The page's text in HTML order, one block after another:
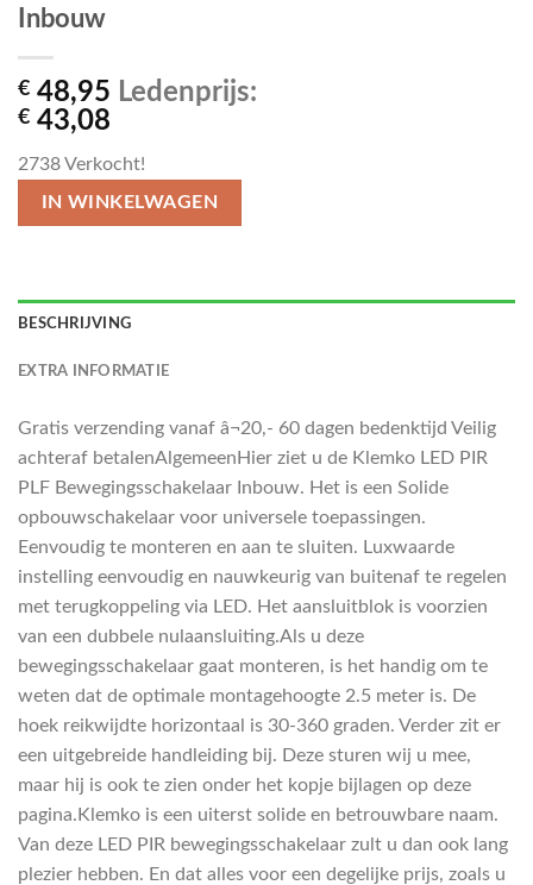
Inbouw
€ 48,95 Ledenprijs:
€ 43,08
2738Verkocht!
IN WINKELWAGEN
BESCHRIJVING
EXTRA INFORMATIE
Gratis verzending vanaf â¬20,- 60 dagen bedenktijd Veilig
achteraf betalenAlgemeenHier ziet u de Klemko LED PIR
PLF Bewegingsschakelaar Inbouw. Het is een Solide
opbouwschakelaar voor universele toepassingen.
Eenvoudig te monteren en aan te sluiten. Luxwaarde
instelling eenvoudig en nauwkeurig van buitenaf te regelen
met terugkoppeling via LED. Het aansluitblok is voorzien
van een dubbele nulaansluiting.Als u deze
bewegingsschakelaar gaat monteren, is het handig om te
weten dat de optimale montagehoogte 2.5 meter is. De
hoek reikwijdte horizontaal is 30-360 graden. Verder zit er
een uitgebreide handleiding bij. Deze sturen wij u mee,
maar hij is ook te zien onder het kopje bijlagen op deze
pagina.Klemko is een uiterst solide en betrouwbare naam.
Van deze LED PIR bewegingsschakelaar zult u dan ook lang
plezier hebben. En dat alles voor een degelijke prijs, zoals u